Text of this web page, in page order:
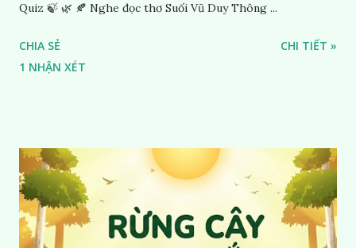
Quiz 🍃 🌿 🍂 Nghe đọc thơ Suối Vũ Duy Thông ...
CHIA SẺ
1 NHẬN XÉT
CHI TIẾT »